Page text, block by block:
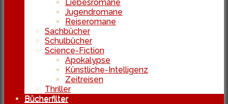
Liebesromane
Jugendromane
Reiseromane
Sachbücher
Schulbücher
Science-Fiction
Apokalypse
Künstliche-Intelligenz
Zeitreisen
Thriller
Bücherfilter